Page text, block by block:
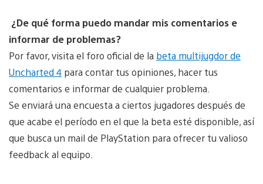
¿De qué forma puedo mandar mis comentarios e
informar de problemas?
Por favor, visita el foro oficial de la beta multijugdor de
Uncharted 4 para contar tus opiniones, hacer tus
comentarios e informar de cualquier problema.
Se enviará una encuesta a ciertos jugadores después de
que acabe el período en el que la beta esté disponible, así
que busca un mail de PlayStation para ofrecer tu valioso
feedback al equipo.